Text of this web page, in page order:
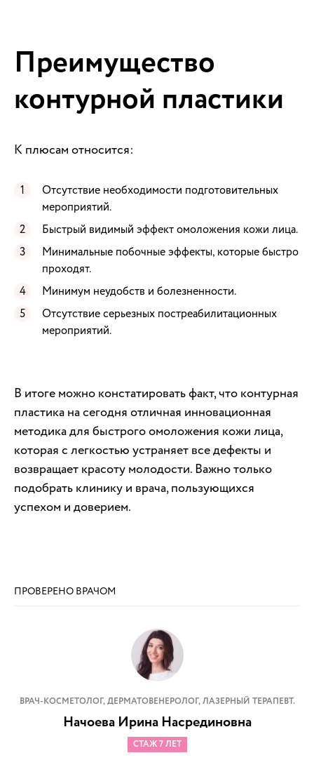
Преимущество
контурной пластики
К плюсам относится:
Отсутствие необходимости подготовительных
мероприятий.
Быстрый видимый эффект омоложения кожи лица.
Минимальные побочные эффекты, которые быстро
проходят.
Минимум неудобств и болезненности.
Отсутствие серьезных постреабилитационных
мероприятий.
В итоге можно констатировать факт, что контурная
пластика на сегодня отличная инновационная
методика для быстрого омоложения кожи лица,
которая с легкостью устраняет все дефекты и
возвращает красоту молодости. Важно только
подобрать клинику и врача, пользующихся
успехом и доверием.
ПРОВЕРЕНО ВРАЧОМ
ВРАЧ-КОСМЕТОЛОГ, ДЕРМАТОВЕНЕРОЛОГ, ЛАЗЕРНЫЙ ТЕРАПЕВТ.
Начоева Ирина Насрединовна
СТАЖ 7 ЛЕТ